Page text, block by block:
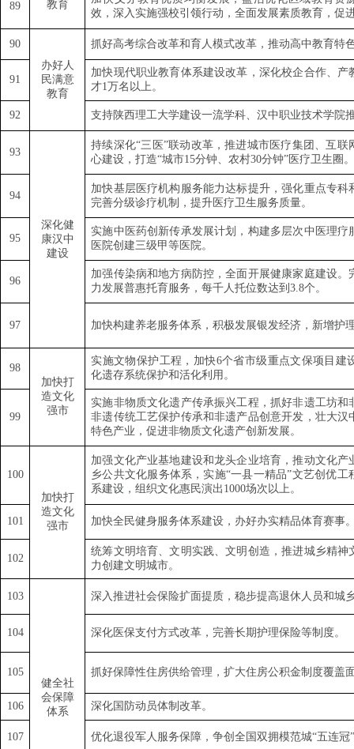
教育
89
效，深入实施强校引领行动，全面发展素质教育，促
90
办好人
民满意
教育
抓好高考综合改革和育人模式改革，推动高中教育特
91
加快现代职业教育体系建设改革，深化校企合作、产
才1万名以上。
92 支持陕西理工大学建设一流学科、汉中职业技术学院
93
深化健
康汉中
建设
持续深化“三医”联动改革，推进城市医疗集团、互联
心建设，打造“城市15分钟、农村30分钟” 医疗卫生圈
94
加快基层医疗机构服务能力达标提升，强化重点专科
完善分级诊疗机制，提升医疗卫生服务质量。
95
实施中医药创新传承发展计划，构建多层次中医理疗
医院创建三级甲等医院。
96
加强传染病和地方病防控，全面开展健康家庭建设。
力发展普惠托育服务，每千人托位数达到3.8个。
97 加快构建养老服务体系，积极发展银发经济，新增护
98
加快打
造文化
强市
实施文物保护工程，加快6个省市级重点文保项目建
化遗存系统保护和活化利用。
99
实施非物质文化遗产传承振兴工程，抓好非遗工坊和
非遗传统工艺保护传承和非遗产品创意开发，壮大汉
特色产业，促进非物质文化遗产创新发展。
100
加快打
造文化
强市
加强文化产业基地建设和龙头企业培育，推动文化产
乡公共文化服务体系，实施“一县一精品”文艺创优工
系建设，组织文化惠民演出 1000场次以上。
101 加快全民健身服务体系建设，办好办实精品体育赛事
102
统筹文明培育、文明实践、文明创造，推进城乡精神
力创建文明城市。
103
健全社
会保障
体系
深入推进社会保险扩面提质，稳步提高退休人员和城
104 深化医保支付方式改革，完善长期护理保险等制度。
105 抓好保障性住房供给管理，扩大住房公积金制度覆盖
106 深化国防动员体制改革。
107 优化退役军人服务保障，争创全国双拥模范城“五连冠